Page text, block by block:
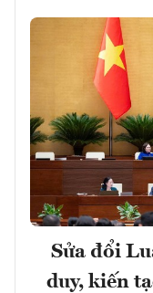
Sửa đổi
duy, kiến